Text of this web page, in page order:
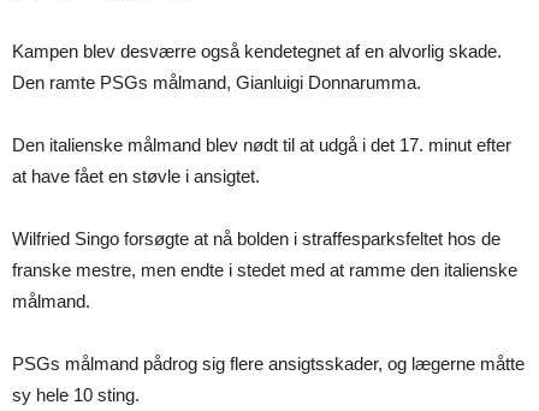
Kampen blev desværre også kendetegnet af en alvorlig skade.
Den ramte PSGs målmand, Gianluigi Donnarumma.
Den italienske målmand blev nødt til at udgå i det 17. minut efter
at have fået en støvle i ansigtet.
Wilfried Singo forsøgte at nå bolden i straffesparksfeltet hos de
franske mestre, men endte i stedet med at ramme den italienske
målmand.
PSGs målmand pådrog sig flere ansigtsskader, og lægerne måtte
sy hele 10 sting.